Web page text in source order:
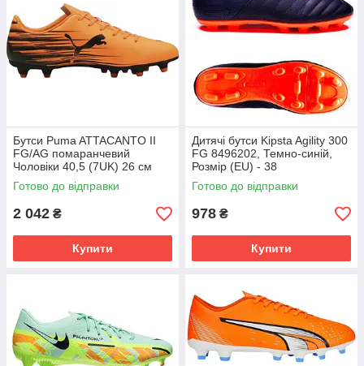
Бутси Puma ATTACANTO II
FG/AG помаранчевий
Чоловіки 40,5 (7UK) 26 см
108493-04
Готово до відправки
2 042 ₴
Купити
Дитячі бутси Kipsta Agility 300
FG 8496202, Темно-синій,
Розмір (EU) - 38
Готово до відправки
978 ₴
Купити